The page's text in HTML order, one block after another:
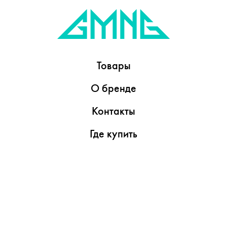
Товары
О бренде
Контакты
Где купить